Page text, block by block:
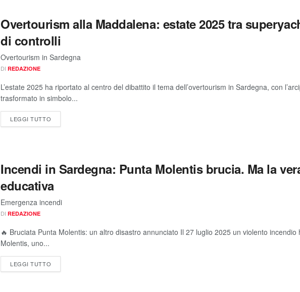
Overtourism alla Maddalena: estate 2025 tra
di controlli
Overtourism in Sardegna
DI REDAZIONE
L’estate 2025 ha riportato al centro del dibattito il tema dell’overtourism in Sardegna, con
trasformato in simbolo...
LEGGI TUTTO
Incendi in Sardegna: Punta Molentis brucia. Ma la
educativa
Emergenza incendi
DI REDAZIONE
🔥 Bruciata Punta Molentis: un altro disastro annunciato Il 27 luglio 2025 un violento incendio
Molentis, uno...
LEGGI TUTTO